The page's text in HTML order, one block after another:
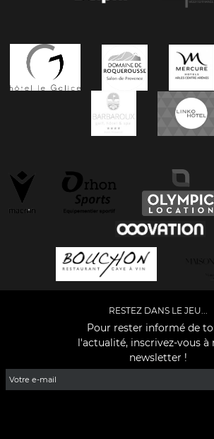
RESTEZ DANS LE JEU...
Pour rester informé de
l'actualité, inscrivez-vous à
newsletter !